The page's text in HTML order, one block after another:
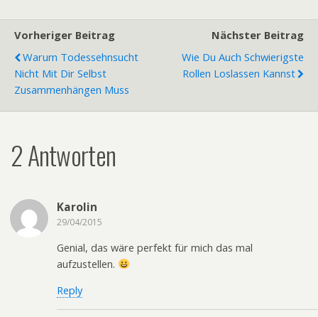
Vorheriger Beitrag
Warum Todessehnsucht
Nicht Mit Dir Selbst
Zusammenhängen Muss
Nächster Beitrag
Wie Du Auch Schwierigste
Rollen Loslassen Kannst
2 Antworten
Karolin
29/04/2015
Genial, das wäre perfekt für mich das mal
aufzustellen.
Reply